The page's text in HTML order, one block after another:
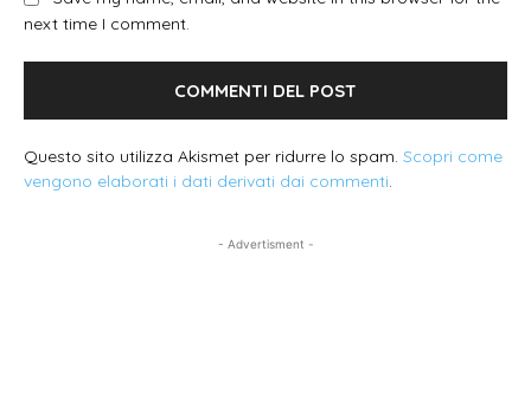
next time I comment.
Questo sito utilizza Akismet per ridurre lo spam. Scopri come
vengono elaborati i dati derivati dai commenti.
- Advertisment -